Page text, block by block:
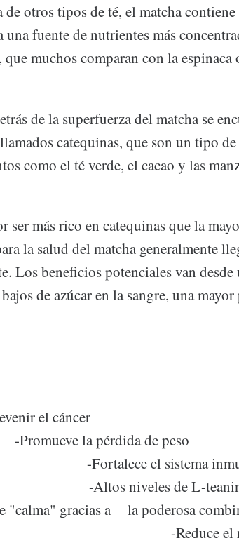
otros tipos de té, el matcha
fuente de nutrientes más
muchos comparan con la espinaca
de la superfuerza del matcha se
catequinas, que son un tipo
como el té verde, el cacao y las
ser más rico en catequinas que la
la salud del matcha generalmente
Los beneficios potenciales van
de azúcar en la sangre, una
a
la
el sistema inmune
-Altos niveles de L-teanina:
"calma" gracias a la poderosa
el riesgo de